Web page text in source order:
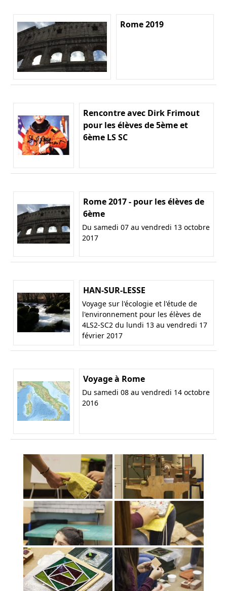
Rome 2019
Rencontre avec Dirk Frimout
pour les élèves de 5ème et
6ème LS SC
Rome 2017 - pour les élèves de
6ème
Du samedi 07 au vendredi 13 octobre
2017
HAN-SUR-LESSE
Voyage sur l'écologie et l'étude de
l'environnement pour les élèves de
4LS2-SC2 du lundi 13 au vendredi 17
février 2017
Voyage à Rome
Du samedi 08 au vendredi 14 octobre
2016